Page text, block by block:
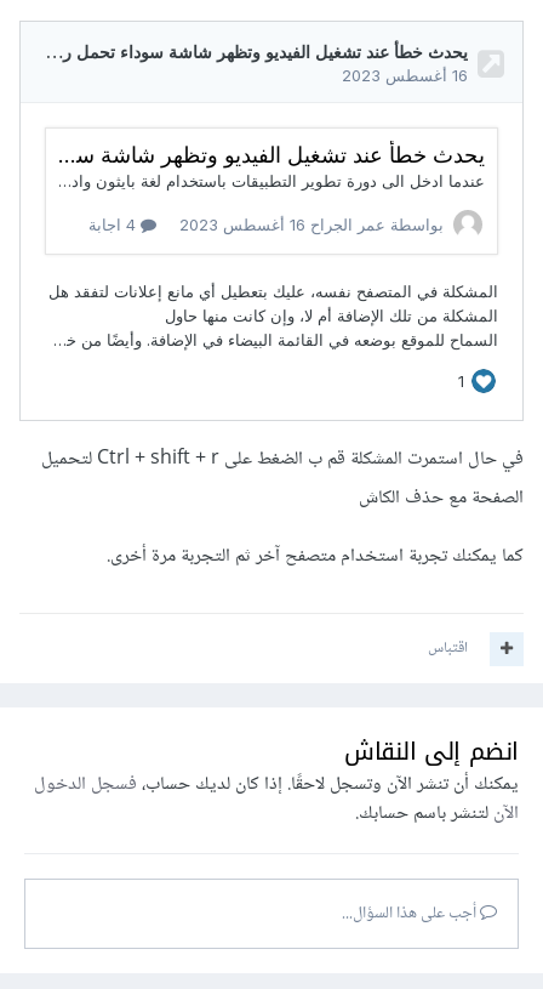
في حال استمرت المشكلة قم ب الضغط على Ctrl + shift + r لتحميل
الصفحة مع حذف الكاش
كما يمكنك تجربة استخدام متصفح آخر ثم التجربة مرة أخرى.
اقتباس
انضم إلى النقاش
يمكنك أن تنشر الآن وتسجل لاحقًا. إذا كان لديك حساب،فسجل الدخول
الآنلتنشر باسم حسابك.
أجب على هذا السؤال...